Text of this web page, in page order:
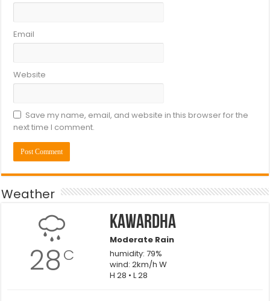
Email
Website
Save my name, email, and website in this browser for the
next time I comment.
Weather
28 C
Kawardha
Moderate Rain
humidity: 79%
wind: 2km/h W
H 28 • L 28